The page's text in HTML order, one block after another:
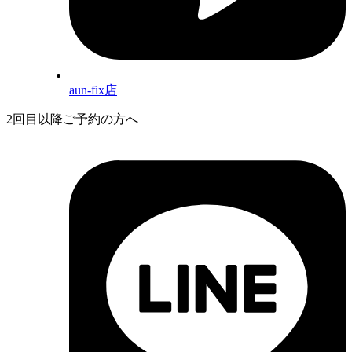
aun-fix店
2回目以降ご予約の方へ